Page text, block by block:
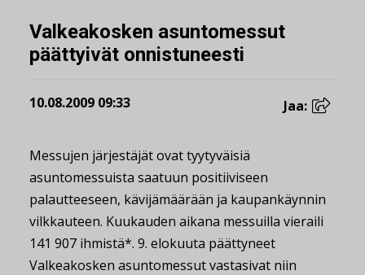
Valkeakosken asuntomessut
päättyivät onnistuneesti
10.08.2009 09:33 Jaa:
Messujen järjestäjät ovat tyytyväisiä
asuntomessuista saatuun positiiviseen
palautteeseen, kävijämäärään ja kaupankäynnin
vilkkauteen. Kuukauden aikana messuilla vieraili
141 907 ihmistä*. 9. elokuuta päättyneet
Valkeakosken asuntomessut vastasivat niin